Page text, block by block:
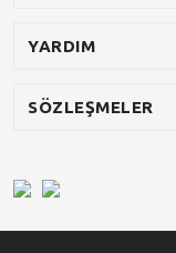
YARDIM
SÖZLEŞMELER